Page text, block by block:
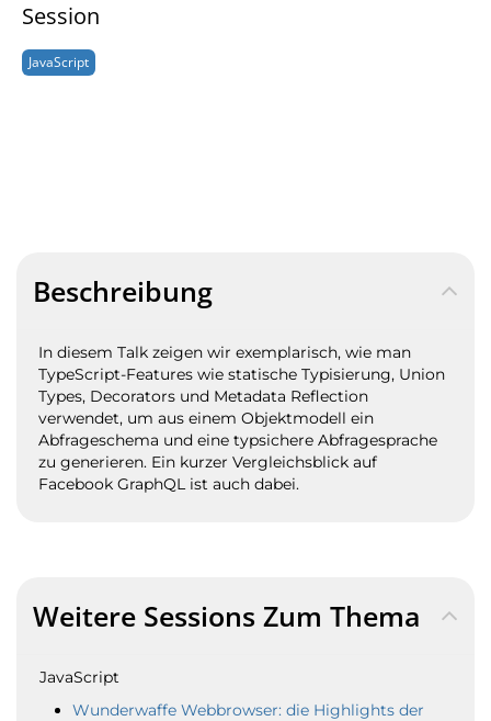
Session
JavaScript
Beschreibung
In diesem Talk zeigen wir exemplarisch, wie man
TypeScript-Features wie statische Typisierung, Union
Types, Decorators und Metadata Reflection
verwendet, um aus einem Objektmodell ein
Abfrageschema und eine typsichere Abfragesprache
zu generieren. Ein kurzer Vergleichsblick auf
Facebook GraphQL ist auch dabei.
Weitere Sessions Zum Thema
JavaScript
Wunderwaffe Webbrowser: die Highlights der